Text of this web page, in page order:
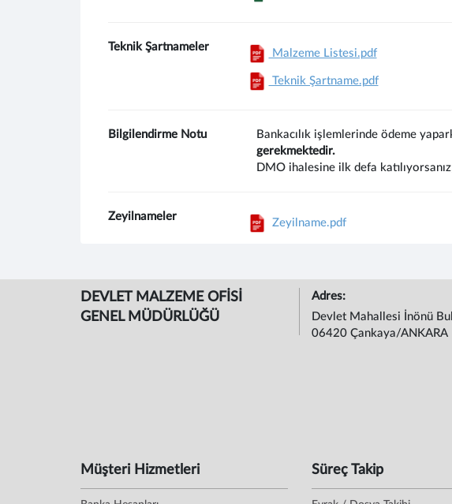
Teknik Şartnameler
Malzeme Listesi.pdf
Teknik Şartname.pdf
Bilgilendirme Notu
Bankacılık işlemlerinde ödeme
gerekmektedir.
DMO ihalesine ilk defa
Zeyilnameler
Zeyilname.pdf
DEVLET MALZEME OFİSİ
GENEL MÜDÜRLÜĞÜ
Adres:
Devlet Mahallesi İnönü
06420 Çankaya/ANKARA
Müşteri Hizmetleri Süreç Takip